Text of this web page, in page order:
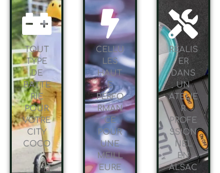
TOUT
TYPE
DE
BATTE
RIE
POUR
VOTRE
CITY
COCO
CELLU
LES
HAUT
E
PERFO
RMAN
CE
POUR
UNE
MEILL
EURE
RÉALIS
ER
DANS
UN
ATELIE
R
PROFE
SSION
NEL
EN
ALSAC